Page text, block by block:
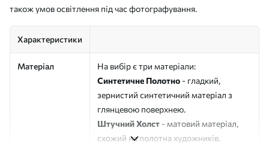
також умов освітлення під час фотографування.
Характеристики
Матеріал
На вибір є три матеріали:
Синтетичне Полотно - гладкий,
зернистий синтетичний матеріал з
глянцевою поверхнею.
Штучний Холст - матовий матеріал,
схожий на полотна художників.